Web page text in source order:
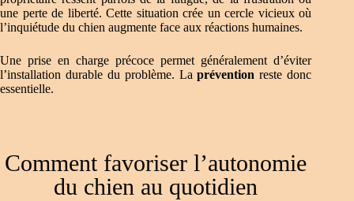
une perte de liberté. Cette situation crée un cercle vicieux où
l’inquiétude du chien augmente face aux réactions humaines.
Une prise en charge précoce permet généralement d’éviter
l’installation durable du problème. Laprévention reste donc
essentielle.
Comment favoriser l’autonomie
du chien au quotidien